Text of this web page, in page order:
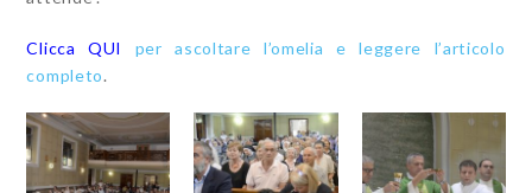
Clicca QUI
per ascoltare l’omelia e leggere l’articolo
completo.